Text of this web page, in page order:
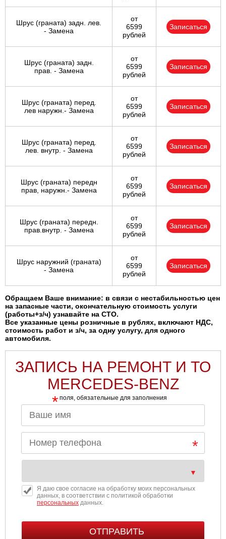
Шрус (граната) задн. лев.
- Замена
от
6599
рублей
Записаться
Шрус (граната) задн.
прав. - Замена
от
6599
рублей
Записаться
Шрус (граната) перед.
лев наружн.- Замена
от
6599
рублей
Записаться
Шрус (граната) перед.
лев. внутр. - Замена
от
6599
рублей
Записаться
Шрус (граната) передн
прав, наружн.- Замена
от
6599
рублей
Записаться
Шрус (граната) передн.
прав.внутр. - Замена
от
6599
рублей
Записаться
Шрус наружний (граната)
- Замена
от
6599
рублей
Записаться
Обращаем Ваше внимание: в связи с нестабильностью цен
на запасные части, окончательную стоимость услуги
(работы+з/ч) узнавайте на СТО.
Все указанные цены розничные в рублях, включают НДС,
стоимость работ и з/ч, за одну услугу, для одного
автомобиля.
ЗАПИСЬ НА РЕМОНТ И ТО
MERCEDES-BENZ
* поля, обязательные для заполнения
Я даю свое согласие на обработку моих персональных
данных, в соответствии с политикой обработки
персональныхданных.